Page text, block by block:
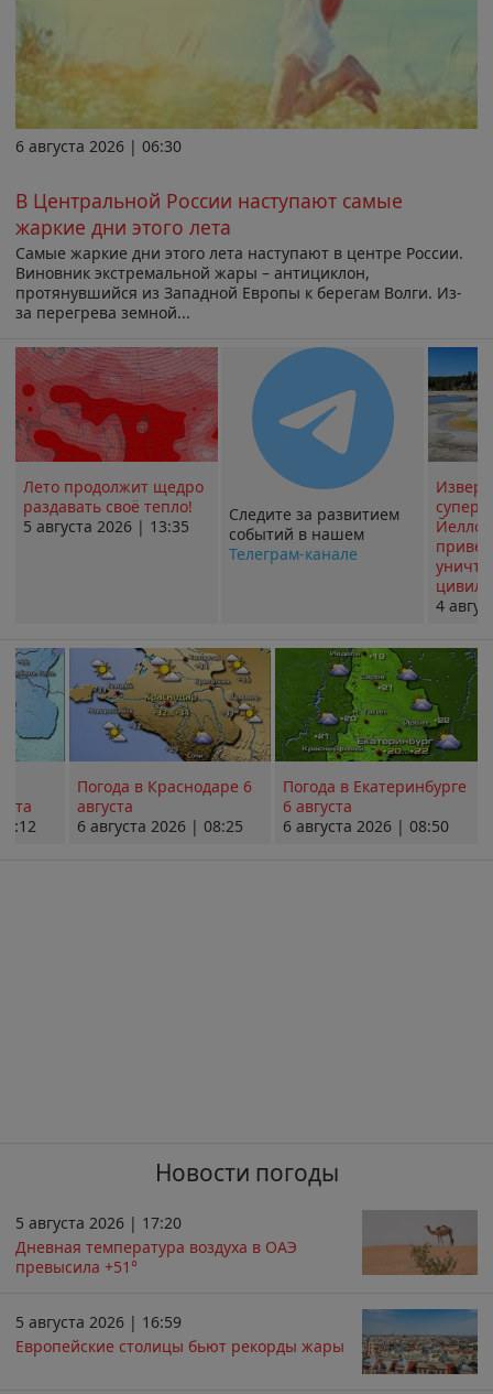
6 августа 2026 | 06:30
В Центральной России наступают самые
жаркие дни этого лета
Самые жаркие дни этого лета наступают в центре России.
Виновник экстремальной жары – антициклон,
протянувшийся из Западной Европы к берегам Волги. Из-
за перегрева земной...
Лето продолжит щедро
раздавать своё тепло!
5 августа 2026 | 13:35
Следите за развитием
событий в нашем
Телеграм-канале
4
Погода в Краснодаре 6
августа
6 августа 2026 | 08:25
Погода в Екатеринбурге
6 августа
6 августа 2026 | 08:50
Новости погоды
5 августа 2026 | 17:20
Дневная температура воздуха в ОАЭ
превысила +51°
5 августа 2026 | 16:59
Европейские столицы бьют рекорды жары